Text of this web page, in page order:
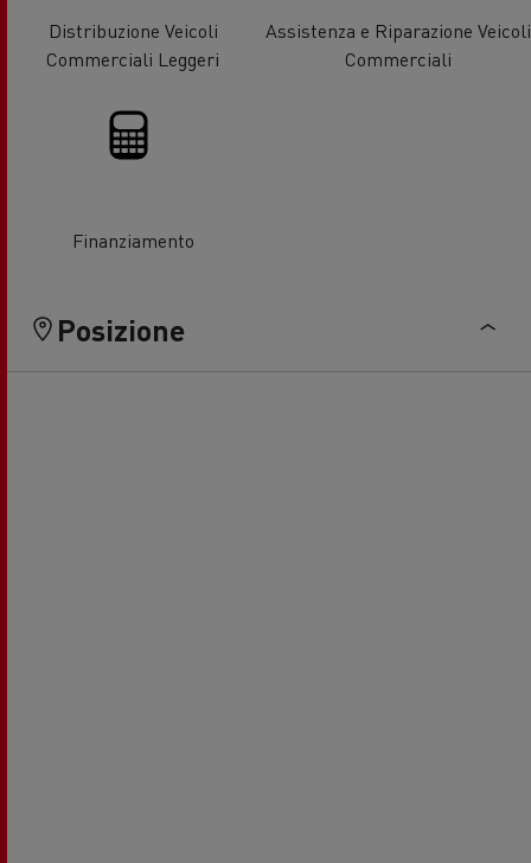
Distribuzione Veicoli
Commerciali Leggeri
Assistenza e Riparazione Veicoli
Commerciali
Finanziamento
Posizione